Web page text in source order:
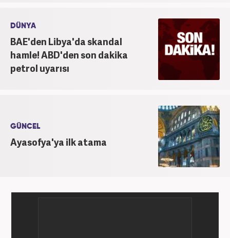
DÜNYA
BAE'den Libya'da skandal
hamle! ABD'den son dakika
petrol uyarısı
GÜNCEL
Ayasofya'ya ilk atama